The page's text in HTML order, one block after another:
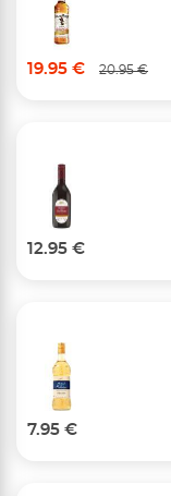
19.95 € 20.95 €
12.95 €
7.95 €